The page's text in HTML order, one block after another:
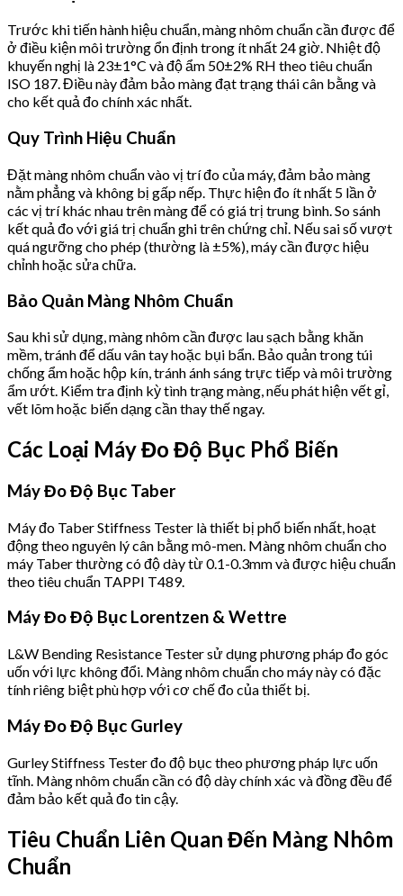
Trước khi tiến hành hiệu chuẩn, màng nhôm chuẩn cần được để
ở điều kiện môi trường ổn định trong ít nhất 24 giờ. Nhiệt độ
khuyến nghị là 23±1°C và độ ẩm 50±2% RH theo tiêu chuẩn
ISO 187. Điều này đảm bảo màng đạt trạng thái cân bằng và
cho kết quả đo chính xác nhất.
Quy Trình Hiệu Chuẩn
Đặt màng nhôm chuẩn vào vị trí đo của máy, đảm bảo màng
nằm phẳng và không bị gấp nếp. Thực hiện đo ít nhất 5 lần ở
các vị trí khác nhau trên màng để có giá trị trung bình. So sánh
kết quả đo với giá trị chuẩn ghi trên chứng chỉ. Nếu sai số vượt
quá ngưỡng cho phép (thường là ±5%), máy cần được hiệu
chỉnh hoặc sửa chữa.
Bảo Quản Màng Nhôm Chuẩn
Sau khi sử dụng, màng nhôm cần được lau sạch bằng khăn
mềm, tránh để dấu vân tay hoặc bụi bẩn. Bảo quản trong túi
chống ẩm hoặc hộp kín, tránh ánh sáng trực tiếp và môi trường
ẩm ướt. Kiểm tra định kỳ tình trạng màng, nếu phát hiện vết gỉ,
vết lõm hoặc biến dạng cần thay thế ngay.
Các Loại Máy Đo Độ Bục Phổ Biến
Máy Đo Độ Bục Taber
Máy đo Taber Stiffness Tester là thiết bị phổ biến nhất, hoạt
động theo nguyên lý cân bằng mô-men. Màng nhôm chuẩn cho
máy Taber thường có độ dày từ 0.1-0.3mm và được hiệu chuẩn
theo tiêu chuẩn TAPPI T489.
Máy Đo Độ Bục Lorentzen & Wettre
L&W Bending Resistance Tester sử dụng phương pháp đo góc
uốn với lực không đổi. Màng nhôm chuẩn cho máy này có đặc
tính riêng biệt phù hợp với cơ chế đo của thiết bị.
Máy Đo Độ Bục Gurley
Gurley Stiffness Tester đo độ bục theo phương pháp lực uốn
tĩnh. Màng nhôm chuẩn cần có độ dày chính xác và đồng đều để
đảm bảo kết quả đo tin cậy.
Tiêu Chuẩn Liên Quan Đến Màng Nhôm
Chuẩn